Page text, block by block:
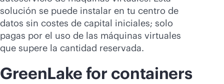
solución se puede instalar en tu centro de
datos sin costes de capital iniciales; solo
pagas por el uso de las máquinas virtuales
que supere la cantidad reservada.
GreenLake for containers